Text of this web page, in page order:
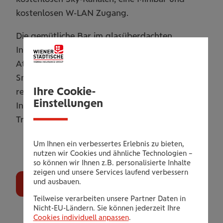
kostenlosen W-LAN Zugang.
Die gemütliche Bar im glasüberdachten
Innenhof überzeugt mit seiner angenehmen
Atmosphäre und den köstlichen Drinks &
Snacks. Sowohl die Sauna als auch der
renovierte Fitnessbereich und die Terrasse im
Innenhof bieten Ruhe und Ausgleich vom
Trubel der Stadt.
Ihre Cookie-
Einstellungen
Um Ihnen ein verbessertes Erlebnis zu bieten,
nutzen wir Cookies und ähnliche Technologien –
so können wir Ihnen z.B. personalisierte Inhalte
zeigen und unsere Services laufend verbessern
und ausbauen.
Teilweise verarbeiten unsere Partner Daten in
Nicht-EU-Ländern. Sie können jederzeit Ihre
Cookies individuell anpassen.